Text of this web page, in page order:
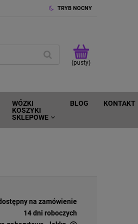
TRYB NOCNY
(pusty)
WÓZKI
KOSZYKI
SKLEPOWE
BLOG KONTAKT
na zamówienie
14 dni roboczych